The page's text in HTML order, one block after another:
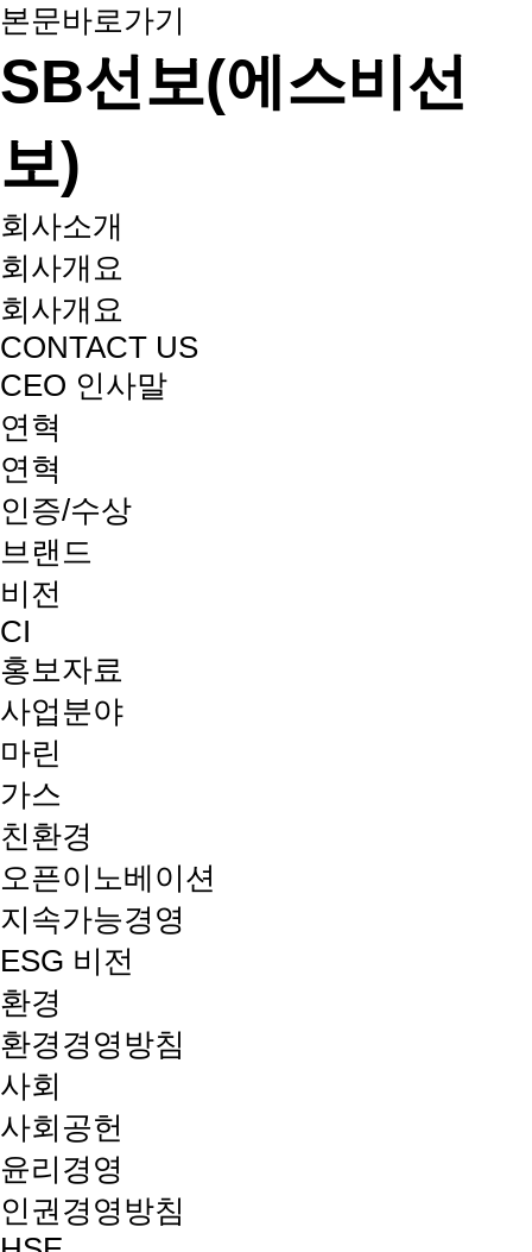
본문바로가기
SB선보(에스비선
보)
회사소개
회사개요
회사개요
CONTACT US
CEO 인사말
연혁
연혁
인증/수상
브랜드
비전
CI
홍보자료
사업분야
마린
가스
친환경
오픈이노베이션
지속가능경영
ESG 비전
환경
환경경영방침
사회
사회공헌
윤리경영
인권경영방침